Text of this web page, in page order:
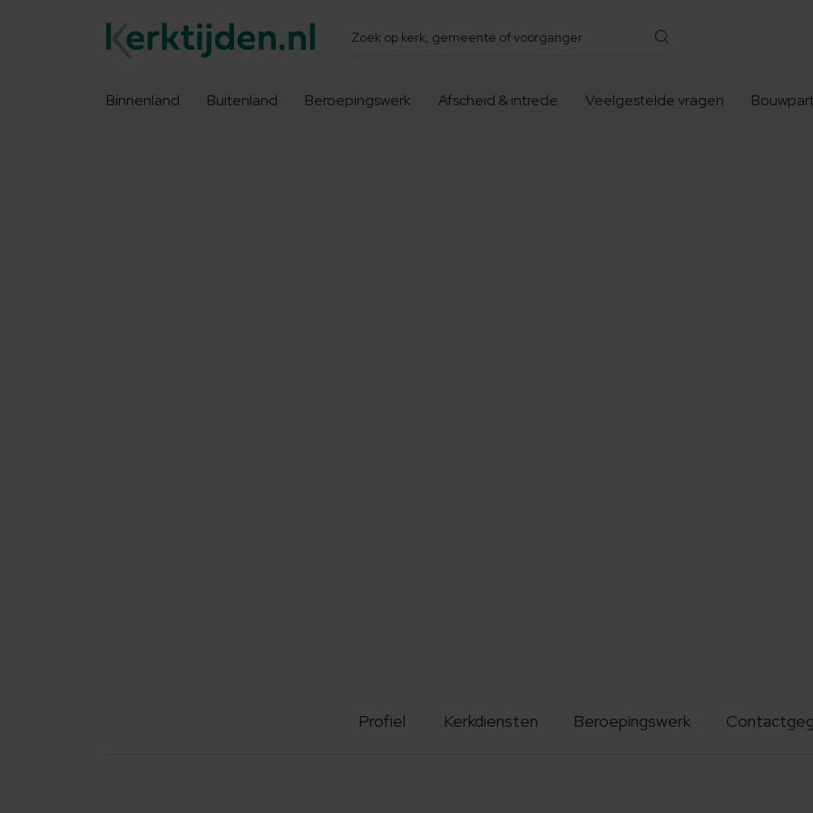
Zoeken
Binnenland Buitenland Beroepingswerk Afscheid & intrede Veelgestelde vragen
Profiel Kerkdiensten Beroepingswerk